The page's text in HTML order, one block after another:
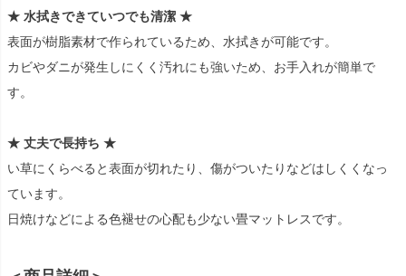
★ 水拭きできていつでも清潔 ★
表面が樹脂素材で作られているため、水拭きが可能です。
カビやダニが発生しにくく汚れにも強いため、お手入れが簡単で
す。
★ 丈夫で長持ち ★
い草にくらべると表面が切れたり、傷がついたりなどはしくくなっ
ています。
日焼けなどによる色褪せの心配も少ない畳マットレスです。